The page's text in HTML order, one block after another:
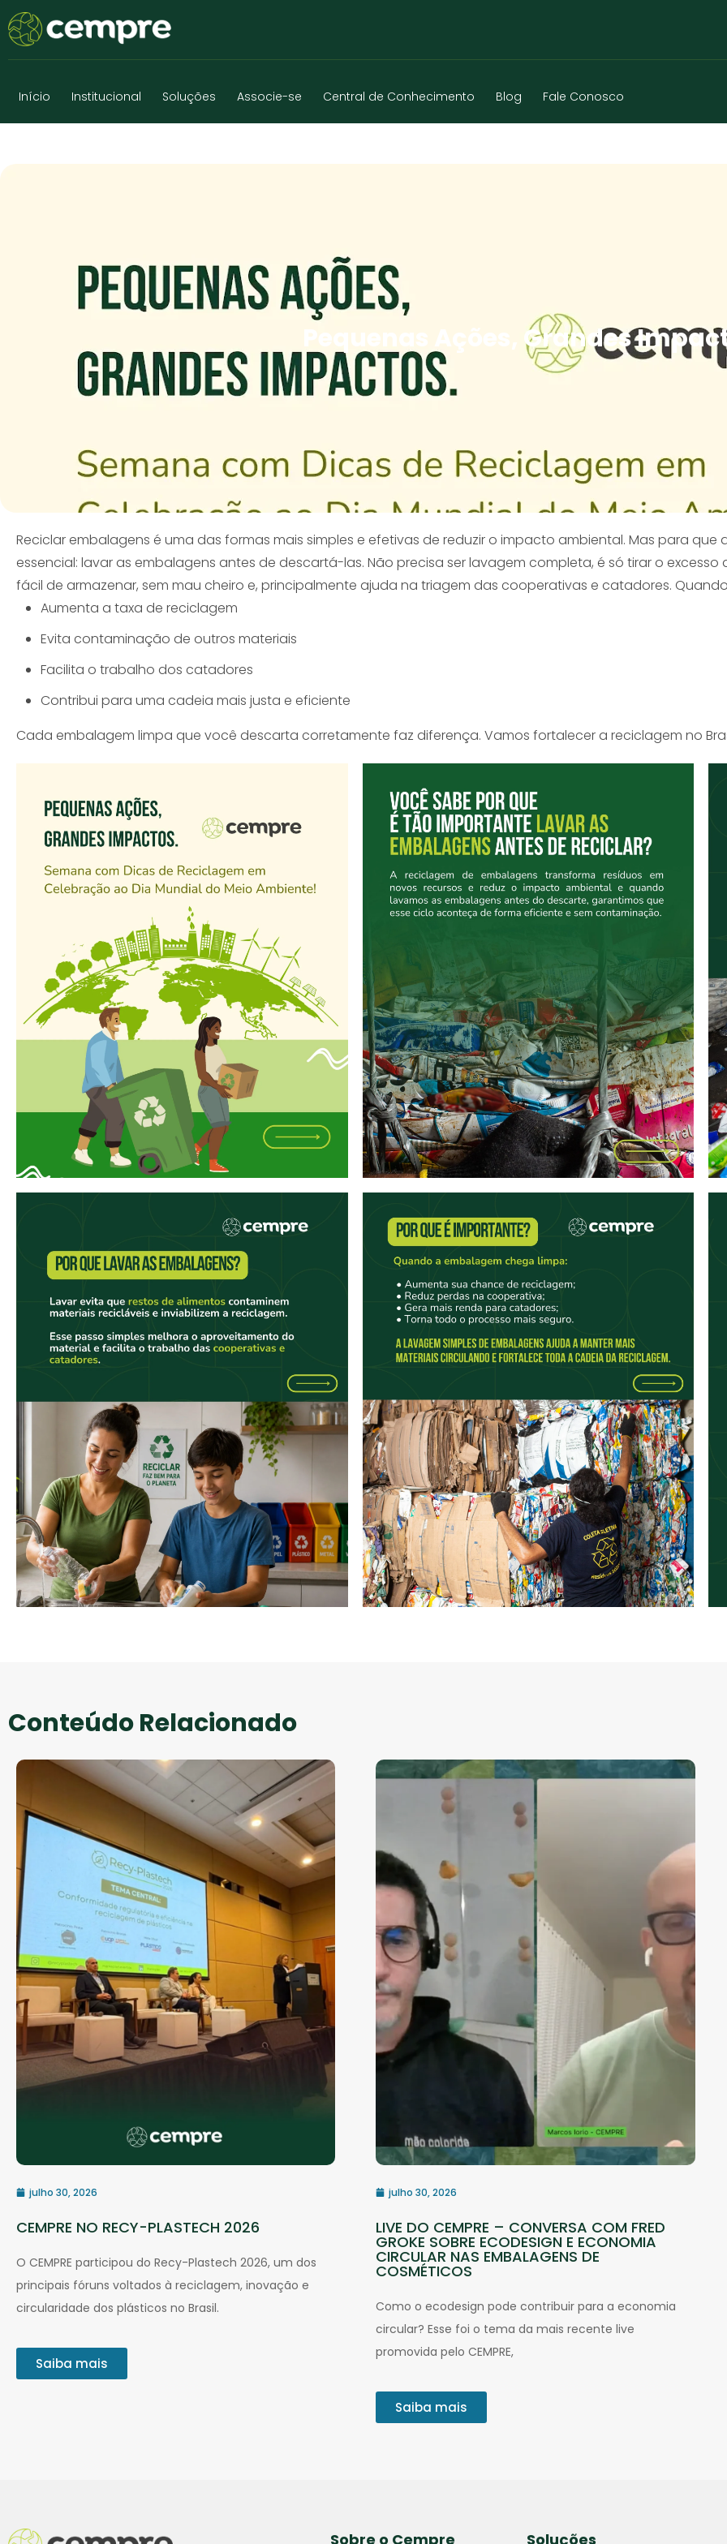
Início Institucional Soluções Associe-se Central de Conhecimento Blog Fale Conosco
Pequenas Ações, Grandes
Reciclar embalagens é uma das formas mais simples e efetivas de reduzir o impacto ambiental. Mas para
essencial: lavar as embalagens antes de descartá-las. Não precisa ser lavagem completa, é só tirar o excesso
fácil de armazenar, sem mau cheiro e, principalmente ajuda na triagem das cooperativas e catadores.
Aumenta a taxa de reciclagem
Evita contaminação de outros materiais
Facilita o trabalho dos catadores
Contribui para uma cadeia mais justa e eficiente
Cada embalagem limpa que você descarta corretamente faz diferença. Vamos fortalecer a reciclagem no
Conteúdo Relacionado
julho 30, 2026
CEMPRE NO RECY-PLASTECH 2026
O CEMPRE participou do Recy-Plastech 2026, um dos
principais fóruns voltados à reciclagem, inovação e
circularidade dos plásticos no Brasil.
Saiba mais
julho 30, 2026
LIVE DO CEMPRE – CONVERSA COM FRED
GROKE SOBRE ECODESIGN E ECONOMIA
CIRCULAR NAS EMBALAGENS DE
COSMÉTICOS
Como o ecodesign pode contribuir para a economia
circular? Esse foi o tema da mais recente live
promovida pelo CEMPRE,
Saiba mais
Sobre o Cempre Soluções